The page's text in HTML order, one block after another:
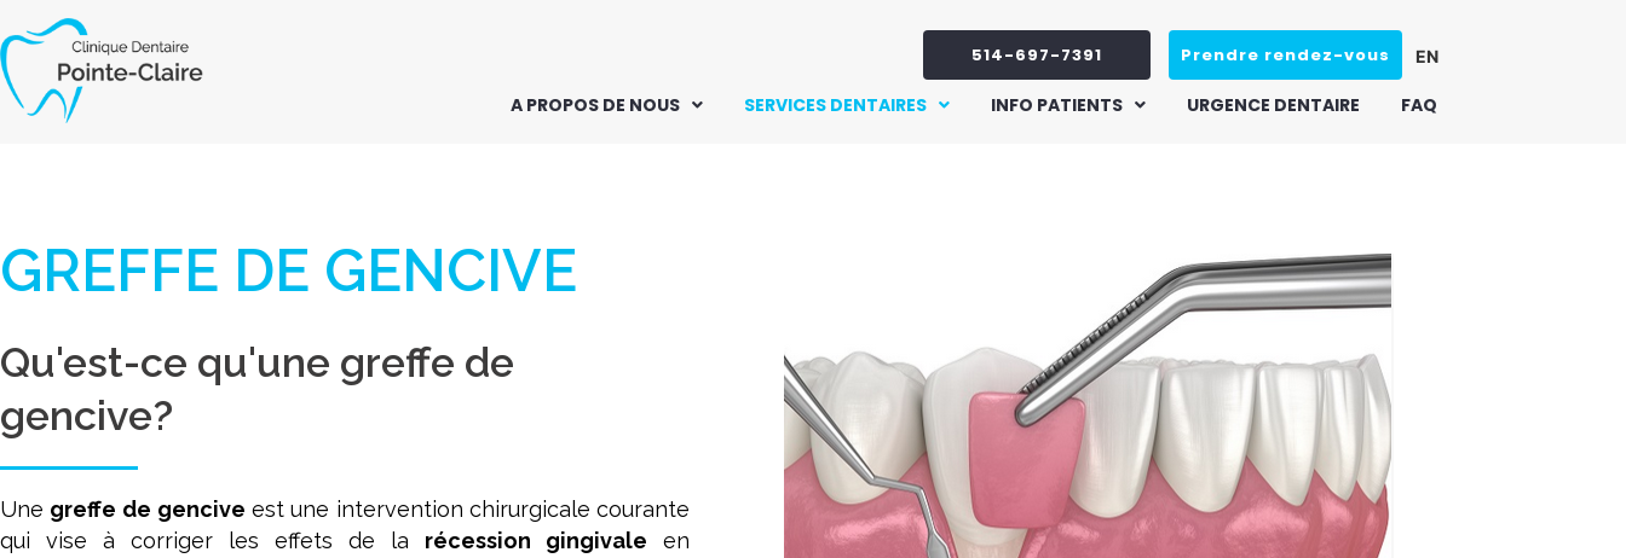
au
contenu
514-697-7391 Prendre rendez-vous EN
A PROPOS DE NOUS SERVICES DENTAIRES INFO PATIENTS URGENCE DENTAIRE FAQ
GREFFE DE GENCIVE
Qu'est-ce qu'une greffe de
gencive?
Une greffe de gencive est une intervention chirurgicale courante
qui vise à corriger les effets de la récession gingivale en